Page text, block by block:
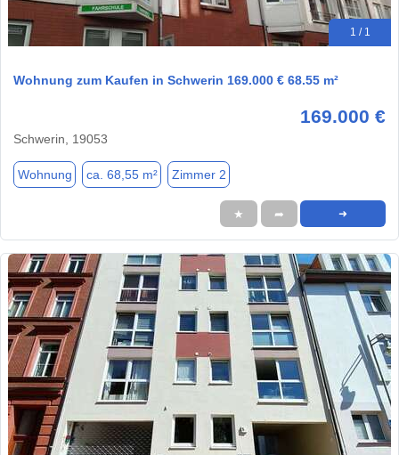
1 / 1
Wohnung zum Kaufen in Schwerin 169.000 € 68.55 m²
169.000 €
Schwerin, 19053
Wohnung ca. 68,55 m² Zimmer 2
★ ➦ ➜